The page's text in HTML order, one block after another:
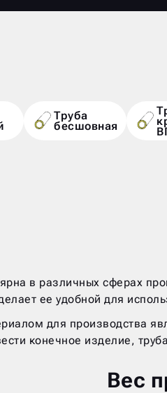
Труба
бесшовная
в различных сферах
ее удобной для
для производства
конечное изделие,
Вес